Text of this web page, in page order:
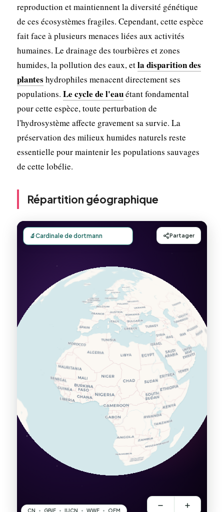
reproduction et maintiennent la diversité génétique
de ces écosystèmes fragiles. Cependant, cette espèce
fait face à plusieurs menaces liées aux activités
humaines. Le drainage des tourbières et zones
humides, la pollution des eaux, etla disparition des
plantes hydrophiles menacent directement ses
populations. Le cycle de l'eauétant fondamental
pour cette espèce, toute perturbation de
l'hydrosystème affecte gravement sa survie. La
préservation des milieux humides naturels reste
essentielle pour maintenir les populations sauvages
de cette lobélie.
Répartition géographique